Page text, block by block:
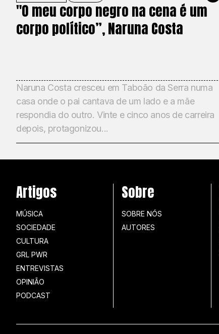
"O meu corpo negro na cena é um
corpo político”, Naruna Costa
Naruna Costa cresceu em Taboão da Serra numa
casa onde o pai cantava de um lado e a mãe
respondia do outro. Vinte e cinco anos de carreira
depois, protagonizou...
Artigos
MÚSICA
SOCIEDADE
CULTURA
GRL PWR
ENTREVISTAS
OPINIÃO
PODCAST
Sobre
SOBRE NÓS
AUTORES